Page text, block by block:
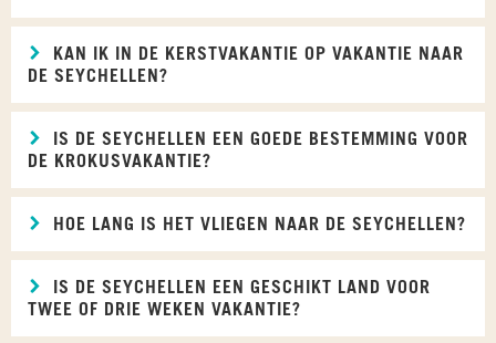
KAN IK IN DE KERSTVAKANTIE OP VAKANTIE NAAR
DE SEYCHELLEN?
IS DE SEYCHELLEN EEN GOEDE BESTEMMING VOOR
DE KROKUSVAKANTIE?
HOE LANG IS HET VLIEGEN NAAR DE SEYCHELLEN?
IS DE SEYCHELLEN EEN GESCHIKT LAND VOOR
TWEE OF DRIE WEKEN VAKANTIE?